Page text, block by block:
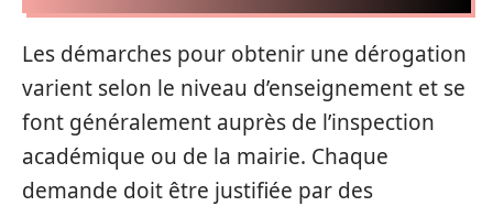
Les démarches pour obtenir une dérogation
varient selon le niveau d’enseignement et se
font généralement auprès de l’inspection
académique ou de la mairie. Chaque
demande doit être justifiée par des